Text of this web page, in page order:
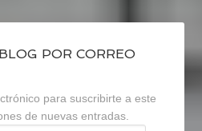
POR CORREO
para suscribirte a este
de nuevas entradas.